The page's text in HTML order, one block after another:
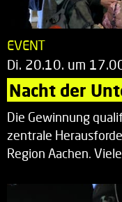
EVENT
Di. 20.10. um
Nacht der
Die Gewinnung
zentrale
Region Aachen.